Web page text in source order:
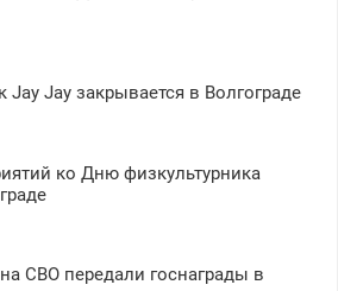
Jay Jay закрывается в Волгограде
ко Дню физкультурника
СВО передали госнаграды в